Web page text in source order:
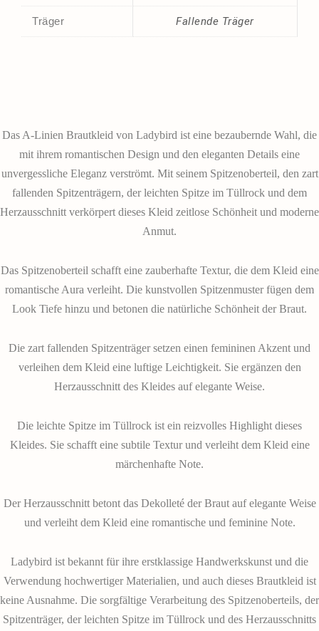
Träger Fallende Träger
Das A-Linien Brautkleid von Ladybird ist eine bezaubernde Wahl, die
mit ihrem romantischen Design und den eleganten Details eine
unvergessliche Eleganz verströmt. Mit seinem Spitzenoberteil, den zart
fallenden Spitzenträgern, der leichten Spitze im Tüllrock und dem
Herzausschnitt verkörpert dieses Kleid zeitlose Schönheit und moderne
Anmut.
Das Spitzenoberteil schafft eine zauberhafte Textur, die dem Kleid eine
romantische Aura verleiht. Die kunstvollen Spitzenmuster fügen dem
Look Tiefe hinzu und betonen die natürliche Schönheit der Braut.
Die zart fallenden Spitzenträger setzen einen femininen Akzent und
verleihen dem Kleid eine luftige Leichtigkeit. Sie ergänzen den
Herzausschnitt des Kleides auf elegante Weise.
Die leichte Spitze im Tüllrock ist ein reizvolles Highlight dieses
Kleides. Sie schafft eine subtile Textur und verleiht dem Kleid eine
märchenhafte Note.
Der Herzausschnitt betont das Dekolleté der Braut auf elegante Weise
und verleiht dem Kleid eine romantische und feminine Note.
Ladybird ist bekannt für ihre erstklassige Handwerkskunst und die
Verwendung hochwertiger Materialien, und auch dieses Brautkleid ist
keine Ausnahme. Die sorgfältige Verarbeitung des Spitzenoberteils, der
Spitzenträger, der leichten Spitze im Tüllrock und des Herzausschnitts